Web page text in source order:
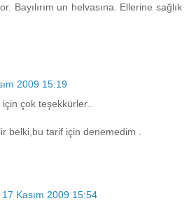
Bayılırım un helvasına. Ellerine sağlık
2009 15:19
çok teşekkürler..
belki,bu tarif için denemedim .
17 Kasım 2009 15:54